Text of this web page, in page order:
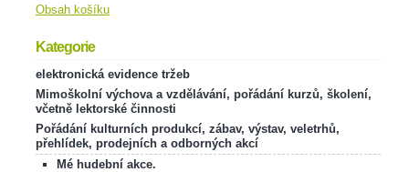
Obsah košíku
Kategorie
elektronická evidence tržeb
Mimoškolní výchova a vzdělávání, pořádání kurzů, školení,
včetně lektorské činnosti
Pořádání kulturních produkcí, zábav, výstav, veletrhů,
přehlídek, prodejních a odborných akcí
Mé hudební akce.